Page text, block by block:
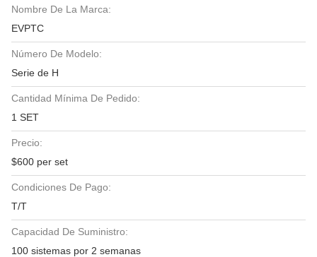
Nombre De La Marca:
EVPTC
Número De Modelo:
Serie de H
Cantidad Mínima De Pedido:
1 SET
Precio:
$600 per set
Condiciones De Pago:
T/T
Capacidad De Suministro:
100 sistemas por 2 semanas